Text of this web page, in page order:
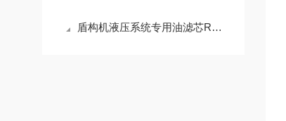
盾构机液压系统专用油滤芯R928005927性能